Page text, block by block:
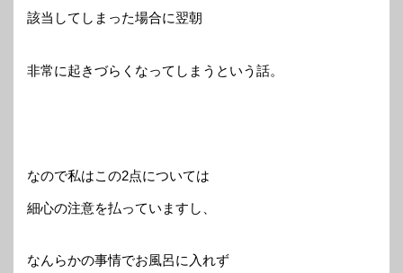
該当してしまった場合に翌朝
非常に起きづらくなってしまうという話。
なので私はこの2点については
細心の注意を払っていますし、
なんらかの事情でお風呂に入れず